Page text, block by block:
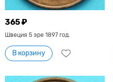
365 ₽
Швеция 5 эре 1897 год.
В корзину